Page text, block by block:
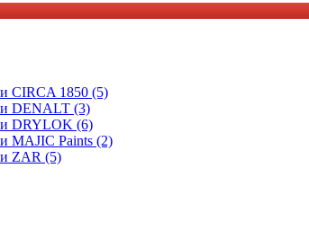
CIRCA 1850 (5)
DENALT (3)
DRYLOK (6)
MAJIC Paints (2)
ZAR (5)